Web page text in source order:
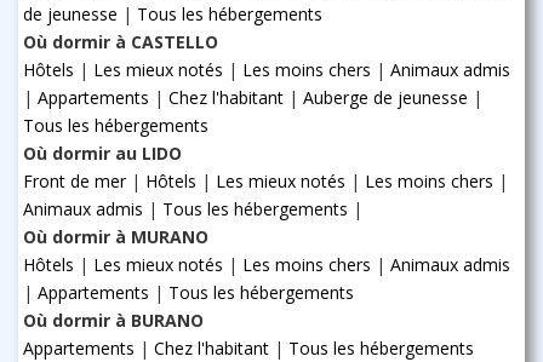
de jeunesse | Tous les hébergements
Où dormir à CASTELLO
Hôtels | Les mieux notés | Les moins chers | Animaux admis
| Appartements | Chez l'habitant | Auberge de jeunesse |
Tous les hébergements
Où dormir au LIDO
Front de mer| Hôtels | Les mieux notés | Les moins chers |
Animaux admis | Tous les hébergements |
Où dormir à MURANO
Hôtels | Les mieux notés | Les moins chers | Animaux admis
| Appartements | Tous les hébergements
Où dormir à BURANO
Appartements | Chez l'habitant | Tous les hébergements